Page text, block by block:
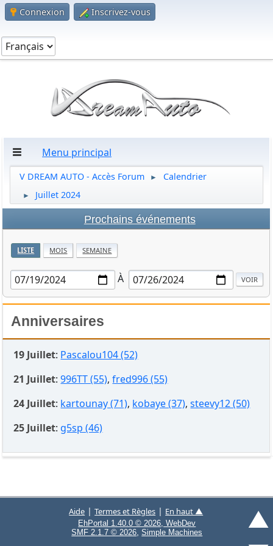
Connexion Inscrivez-vous
Menu principal
V DREAM AUTO - Accès Forum ► Calendrier
► Juillet 2024
Prochains événements
LISTE MOIS SEMAINE
À
Anniversaires
19 Juillet: Pascalou104 (52)
21 Juillet:996TT (55),fred996 (55)
24 Juillet: kartounay (71), kobaye (37),steevy12 (50)
25 Juillet: g5sp (46)
▲
Aide |Termes et Règles | En haut ▲
EhPortal 1.40.0 © 2026, WebDev
SMF 2.1.7 © 2026 ,Simple Machines